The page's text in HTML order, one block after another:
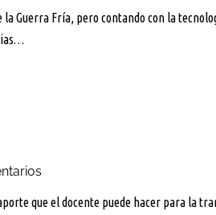
Fría, pero contando con la
que el docente puede hacer para la